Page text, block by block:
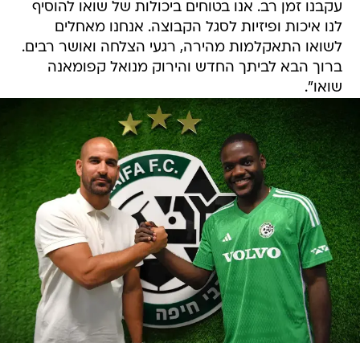
עקבנו זמן רב. אנו בטוחים ביכולות של שואו להוסיף
לנו איכות ופיזיות לסגל הקבוצה. אנחנו מאחלים
לשואו התאקלמות מהירה, רגעי הצלחה ואושר רבים.
ברוך הבא לביתך החדש והירוק מנואל קפומאנה
שואו".